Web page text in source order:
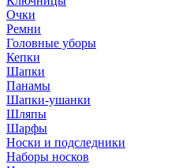
Очки
Ремни
Головные уборы
Кепки
Шапки
Панамы
Шапки-ушанки
Шляпы
Шарфы
Носки и подследники
Наборы носков